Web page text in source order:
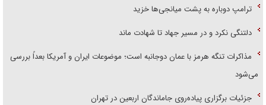
ترامپ دوباره به پشت میانجی‌ها خزید
دلتنگی نکرد و در مسیر جهاد تا شهادت ماند
مذاکرات تنگه هرمز با عمان دوجانبه است؛ موضوعات ایران و آمریکا بعداً بررسی
می‌شود
جزئیات برگزاری پیاده‌روی جاماندگان اربعین در تهران